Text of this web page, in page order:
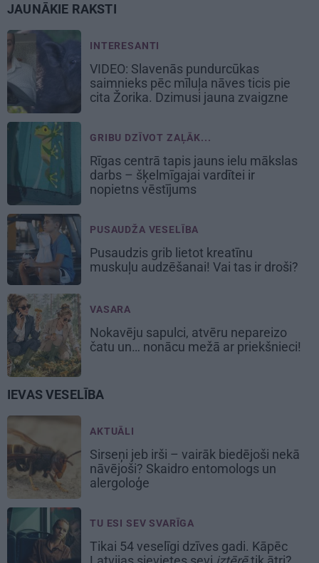
JAUNĀKIE RAKSTI
INTERESANTI
VIDEO: Slavenās pundurcūkas
saimnieks pēc mīluļa nāves ticis pie
cita Žorika. Dzimusi jauna zvaigzne
GRIBU DZĪVOT ZAĻĀK...
Rīgas centrā tapis jauns ielu mākslas
darbs – šķelmīgajai vardītei ir
nopietns vēstījums
PUSAUDŽA VESELĪBA
Pusaudzis grib lietot kreatīnu
muskuļu audzēšanai! Vai tas ir droši?
VASARA
Nokavēju sapulci, atvēru nepareizo
čatu un… nonācu mežā ar priekšnieci!
IEVAS VESELĪBA
AKTUĀLI
Sirseņi jeb irši – vairāk biedējoši nekā
nāvējoši? Skaidro entomologs un
alergoloģe
TU ESI SEV SVARĪGA
Tikai 54 veselīgi dzīves gadi. Kāpēc